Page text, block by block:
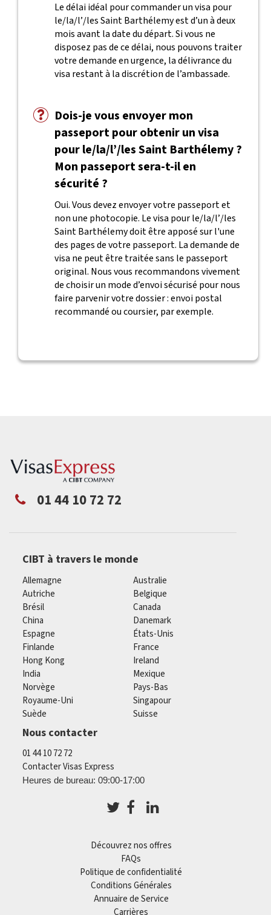
Le délai idéal pour commander un visa pour
le/la/l’/les Saint Barthélemy est d’un à deux
mois avant la date du départ. Si vous ne
disposez pas de ce délai, nous pouvons traiter
votre demande en urgence, la délivrance du
visa restant à la discrétion de l’ambassade.
Dois-je vous envoyer mon
passeport pour obtenir un visa
pour le/la/l’/les Saint Barthélemy ?
Mon passeport sera-t-il en
sécurité ?
Oui. Vous devez envoyer votre passeport et
non une photocopie. Le visa pour le/la/l’/les
Saint Barthélemy doit être apposé sur l'une
des pages de votre passeport. La demande de
visa ne peut être traitée sans le passeport
original. Nous vous recommandons vivement
de choisir un mode d’envoi sécurisé pour nous
faire parvenir votre dossier : envoi postal
recommandé ou coursier, par exemple.
01 44 10 72 72
CIBT à travers le monde
Allemagne
Australie
Autriche
Belgique
Brésil
Canada
China
Danemark
Espagne
États-Unis
Finlande
France
Hong Kong
Ireland
India
Mexique
Norvège
Pays-Bas
Royaume-Uni
Singapour
Suède
Suisse
Nous contacter
01 44 10 72 72
Contacter Visas Express
Heures de bureau: 09:00-17:00
Découvrez nos offres
FAQs
Politique de confidentialité
Conditions Générales
Annuaire de Service
Carrières